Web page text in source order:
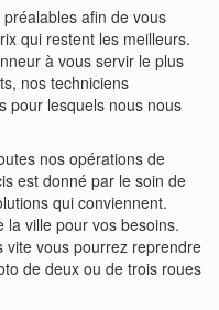
afin de vous
qui restent les meilleurs.
à vous servir le plus
nos techniciens
pour lesquels nous nous
nos opérations de
est donné par le soin de
qui conviennent.
la ville pour vos besoins.
vite vous pourrez reprendre
de deux ou de trois roues